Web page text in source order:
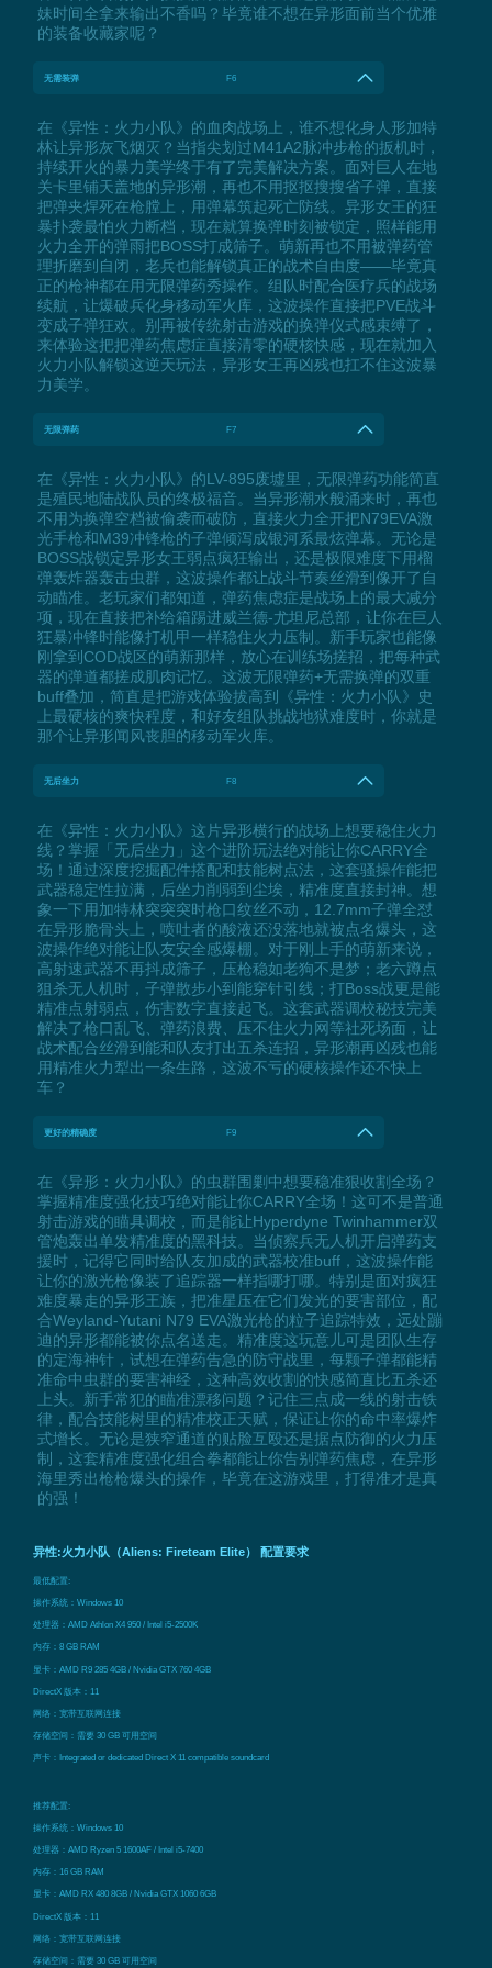
妹时间全拿来输出不香吗？毕竟谁不想在异形面前当个优雅
的装备收藏家呢？
无需装弹 F6
在《异性：火力小队》的血肉战场上，谁不想化身人形加特
林让异形灰飞烟灭？当指尖划过M41A2脉冲步枪的扳机时，
持续开火的暴力美学终于有了完美解决方案。面对巨人在地
关卡里铺天盖地的异形潮，再也不用抠抠搜搜省子弹，直接
把弹夹焊死在枪膛上，用弹幕筑起死亡防线。异形女王的狂
暴扑袭最怕火力断档，现在就算换弹时刻被锁定，照样能用
火力全开的弹雨把BOSS打成筛子。萌新再也不用被弹药管
理折磨到自闭，老兵也能解锁真正的战术自由度——毕竟真
正的枪神都在用无限弹药秀操作。组队时配合医疗兵的战场
续航，让爆破兵化身移动军火库，这波操作直接把PVE战斗
变成子弹狂欢。别再被传统射击游戏的换弹仪式感束缚了，
来体验这把把弹药焦虑症直接清零的硬核快感，现在就加入
火力小队解锁这逆天玩法，异形女王再凶残也扛不住这波暴
力美学。
无限弹药 F7
在《异性：火力小队》的LV-895废墟里，无限弹药功能简直
是殖民地陆战队员的终极福音。当异形潮水般涌来时，再也
不用为换弹空档被偷袭而破防，直接火力全开把N79EVA激
光手枪和M39冲锋枪的子弹倾泻成银河系最炫弹幕。无论是
BOSS战锁定异形女王弱点疯狂输出，还是极限难度下用榴
弹轰炸器轰击虫群，这波操作都让战斗节奏丝滑到像开了自
动瞄准。老玩家们都知道，弹药焦虑症是战场上的最大减分
项，现在直接把补给箱踢进威兰德-尤坦尼总部，让你在巨人
狂暴冲锋时能像打机甲一样稳住火力压制。新手玩家也能像
刚拿到COD战区的萌新那样，放心在训练场搓招，把每种武
器的弹道都搓成肌肉记忆。这波无限弹药+无需换弹的双重
buff叠加，简直是把游戏体验拔高到《异性：火力小队》史
上最硬核的爽快程度，和好友组队挑战地狱难度时，你就是
那个让异形闻风丧胆的移动军火库。
无后坐力 F8
在《异性：火力小队》这片异形横行的战场上想要稳住火力
线？掌握「无后坐力」这个进阶玩法绝对能让你CARRY全
场！通过深度挖掘配件搭配和技能树点法，这套骚操作能把
武器稳定性拉满，后坐力削弱到尘埃，精准度直接封神。想
象一下用加特林突突突时枪口纹丝不动，12.7mm子弹全怼
在异形脆骨头上，喷吐者的酸液还没落地就被点名爆头，这
波操作绝对能让队友安全感爆棚。对于刚上手的萌新来说，
高射速武器不再抖成筛子，压枪稳如老狗不是梦；老六蹲点
狙杀无人机时，子弹散步小到能穿针引线；打Boss战更是能
精准点射弱点，伤害数字直接起飞。这套武器调校秘技完美
解决了枪口乱飞、弹药浪费、压不住火力网等社死场面，让
战术配合丝滑到能和队友打出五杀连招，异形潮再凶残也能
用精准火力犁出一条生路，这波不亏的硬核操作还不快上
车？
更好的精确度 F9
在《异形：火力小队》的虫群围剿中想要稳准狠收割全场？
掌握精准度强化技巧绝对能让你CARRY全场！这可不是普通
射击游戏的瞄具调校，而是能让Hyperdyne Twinhammer双
管炮轰出单发精准度的黑科技。当侦察兵无人机开启弹药支
援时，记得它同时给队友加成的武器校准buff，这波操作能
让你的激光枪像装了追踪器一样指哪打哪。特别是面对疯狂
难度暴走的异形王族，把准星压在它们发光的要害部位，配
合Weyland-Yutani N79 EVA激光枪的粒子追踪特效，远处蹦
迪的异形都能被你点名送走。精准度这玩意儿可是团队生存
的定海神针，试想在弹药告急的防守战里，每颗子弹都能精
准命中虫群的要害神经，这种高效收割的快感简直比五杀还
上头。新手常犯的瞄准漂移问题？记住三点成一线的射击铁
律，配合技能树里的精准校正天赋，保证让你的命中率爆炸
式增长。无论是狭窄通道的贴脸互殴还是据点防御的火力压
制，这套精准度强化组合拳都能让你告别弹药焦虑，在异形
海里秀出枪枪爆头的操作，毕竟在这游戏里，打得准才是真
的强！
异性:火力小队（Aliens: Fireteam Elite） 配置要求
最低配置:
操作系统：Windows 10
处理器：AMD Athlon X4 950 / Intel i5-2500K
内存：8 GB RAM
显卡：AMD R9 285 4GB / Nvidia GTX 760 4GB
DirectX 版本：11
网络：宽带互联网连接
存储空间：需要 30 GB 可用空间
声卡：Integrated or dedicated Direct X 11 compatible soundcard
推荐配置:
操作系统：Windows 10
处理器：AMD Ryzen 5 1600AF / Intel i5-7400
内存：16 GB RAM
显卡：AMD RX 480 8GB / Nvidia GTX 1060 6GB
DirectX 版本：11
网络：宽带互联网连接
存储空间：需要 30 GB 可用空间